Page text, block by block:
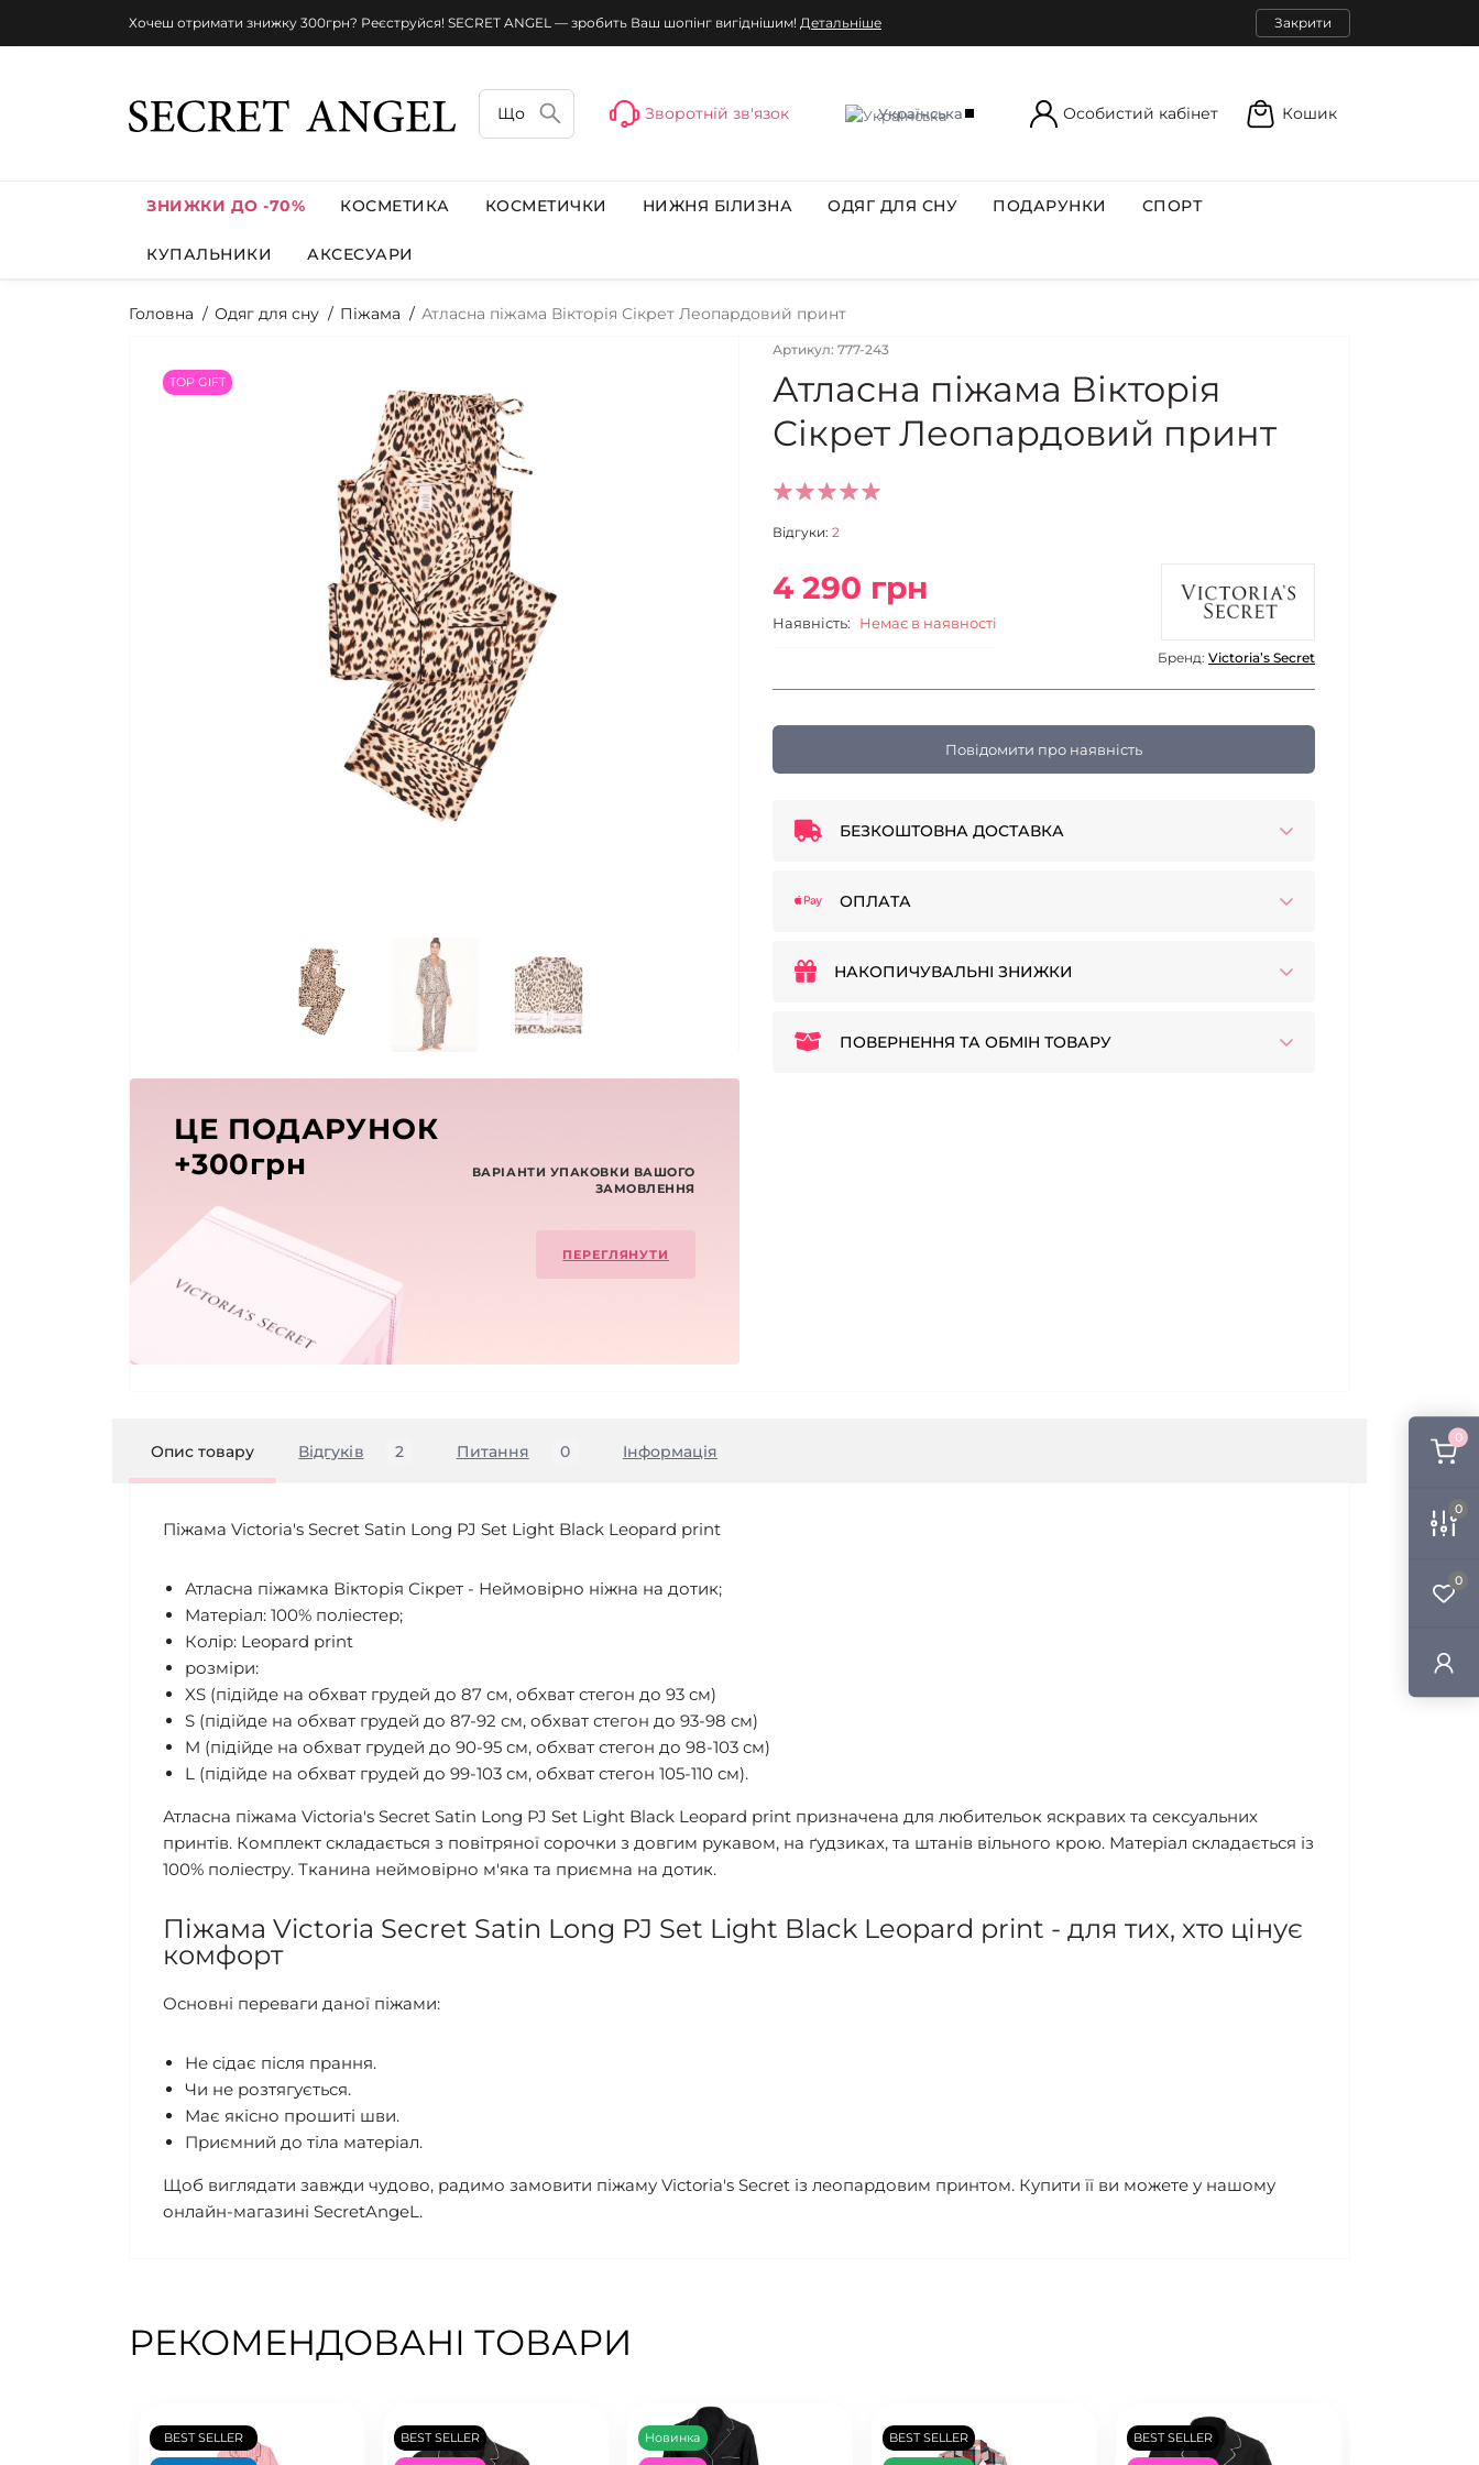
0
0
0
Хочеш отримати знижку 300грн? Реєструйся! SECRET ANGEL — зробить Ваш шопінг вигіднішим! Детальніше Закрити
Зворотній зв'язок Українська Особистий кабінет Кошик
ЗНИЖКИ ДО -70% КОСМЕТИКА КОСМЕТИЧКИ НИЖНЯ БІЛИЗНА ОДЯГ ДЛЯ СНУ ПОДАРУНКИ СПОРТ
КУПАЛЬНИКИ АКСЕСУАРИ
Головна Одяг для сну Піжама Атласна піжама Вікторія Сікрет Леопардовий принт
TOP GIFT
ЦЕ ПОДАРУНОК
+300грн
ВАРІАНТИ УПАКОВКИ ВАШОГО
ЗАМОВЛЕННЯ
ПЕРЕГЛЯНУТИ
Артикул: 777-243
Атласна піжама Вікторія
Сікрет Леопардовий принт
Відгуки: 2
4 290 грн
Наявність: Немає в наявності
Бренд: Victoria’s Secret
Повідомити про наявність
БЕЗКОШТОВНА ДОСТАВКА
ОПЛАТА
НАКОПИЧУВАЛЬНІ ЗНИЖКИ
ПОВЕРНЕННЯ ТА ОБМІН ТОВАРУ
Опис товару Відгуків 2 Питання 0 Iнформація
Піжама Victoria's Secret Satin Long PJ Set Light Black Leopard print
Атласна піжамка Вікторія Сікрет - Неймовірно ніжна на дотик;
Матеріал: 100% поліестер;
Колір: Leopard print
розміри:
XS (підійде на обхват грудей до 87 см, обхват стегон до 93 см)
S (підійде на обхват грудей до 87-92 см, обхват стегон до 93-98 см)
M (підійде на обхват грудей до 90-95 см, обхват стегон до 98-103 см)
L (підійде на обхват грудей до 99-103 см, обхват стегон 105-110 см).
Атласна піжама Victoria's Secret Satin Long PJ Set Light Black Leopard print призначена для любительок яскравих та сексуальних
принтів. Комплект складається з повітряної сорочки з довгим рукавом, на ґудзиках, та штанів вільного крою. Матеріал складається із
100% поліестру. Тканина неймовірно м'яка та приємна на дотик.
Піжама Victoria Secret Satin Long PJ Set Light Black Leopard print - для тих, хто цінує
комфорт
Основні переваги даної піжами:
Не сідає після прання.
Чи не розтягується.
Має якісно прошиті шви.
Приємний до тіла матеріал.
Щоб виглядати завжди чудово, радимо замовити піжаму Victoria's Secret із леопардовим принтом. Купити її ви можете у нашому
онлайн-магазині SecretAngeL.
РЕКОМЕНДОВАНІ ТОВАРИ
BEST SELLER BEST SELLER Новинка BEST SELLER BEST SELLER